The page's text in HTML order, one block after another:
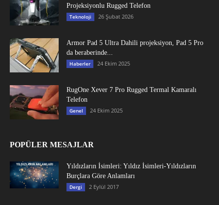
Projeksiyonlu Rugged Telefon
Teknoloji 26 Şubat 2026
Armor Pad 5 Ultra Dahili projeksiyon, Pad 5 Pro
da beraberinde...
Haberler 24 Ekim 2025
RugOne Xever 7 Pro Rugged Termal Kamaralı
Telefon
Genel 24 Ekim 2025
POPÜLER MESAJLAR
Yıldızların İsimleri: Yıldız İsimleri-Yıldızların
Burçlara Göre Anlamları
Dergi 2 Eylül 2017